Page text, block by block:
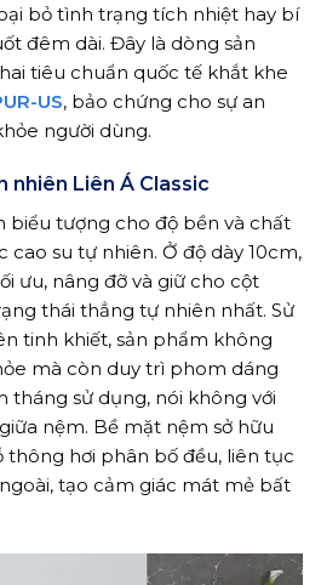
bỏ tình trạng tích nhiệt hay bí
đêm dài. Đây là dòng sản
tiêu chuẩn quốc tế khắt khe
US, bảo chứng cho sự an
người dùng.
nhiên Liên Á Classic
biểu tượng cho độ bền và chất
su tự nhiên. Ở độ dày 10cm,
ưu, nâng đỡ và giữ cho cột
thái thẳng tự nhiên nhất. Sử
tinh khiết, sản phẩm không
mà còn duy trì phom dáng
tháng sử dụng, nói không với
nệm. Bề mặt nệm sở hữu
hơi phân bố đều, liên tục
tạo cảm giác mát mẻ bất